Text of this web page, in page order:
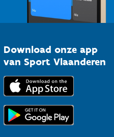
Download onze app
van Sport Vlaanderen